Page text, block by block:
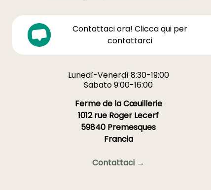
Contattaci ora! Clicca qui per
contattarci
Lunedì-Venerdì 8:30-19:00
Sabato 9:00-16:00
Ferme de la Cœuillerie
1012 rue Roger Lecerf
59840 Premesques
Francia
Contattaci →